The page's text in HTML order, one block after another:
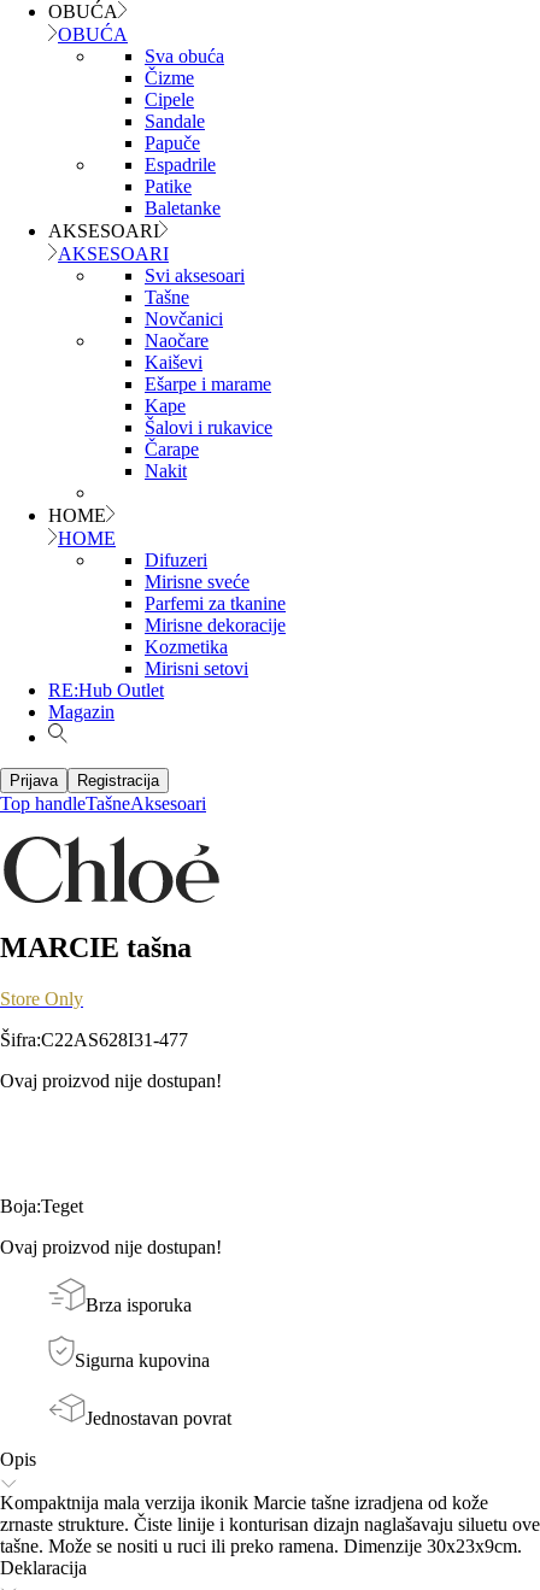
OBUĆA
OBUĆA
Sva obuća
Čizme
Cipele
Sandale
Papuče
Espadrile
Patike
Baletanke
AKSESOARI
AKSESOARI
Svi aksesoari
Tašne
Novčanici
Naočare
Kaiševi
Ešarpe i marame
Kape
Šalovi i rukavice
Čarape
Nakit
HOME
HOME
Difuzeri
Mirisne sveće
Parfemi za tkanine
Mirisne dekoracije
Kozmetika
Mirisni setovi
RE:Hub Outlet
Magazin
Prijava Registracija
Top handleTašneAksesoari
MARCIE tašna
Store Only
Šifra:C22AS628I31-477
Ovaj proizvod nije dostupan!
Boja:Teget
Ovaj proizvod nije dostupan!
Brza isporuka
Sigurna kupovina
Jednostavan povrat
Opis
Kompaktnija mala verzija ikonik Marcie tašne izradjena od kože
zrnaste strukture. Čiste linije i konturisan dizajn naglašavaju siluetu ove
tašne. Može se nositi u ruci ili preko ramena. Dimenzije 30x23x9cm.
Deklaracija